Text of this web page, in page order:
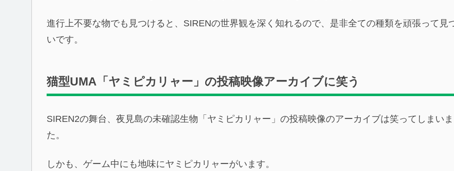
進行上不要な物でも見つけると、SIRENの世界観を深く知れるので、是非全ての種類を頑張って見
いです。
猫型UMA「ヤミピカリャー」の投稿映像アーカイブに笑う
SIREN2の舞台、夜見島の未確認生物「ヤミピカリャー」の投稿映像のアーカイブは笑ってしまいま
た。
しかも、ゲーム中にも地味にヤミピカリャーがいます。